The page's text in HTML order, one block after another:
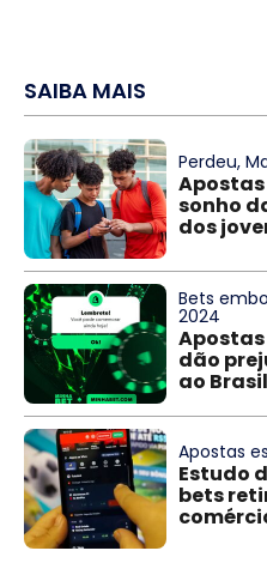
SAIBA MAIS
Perdeu,
sonho
dos
Bets
2024
dão
ao Brasil
Apostas
Estudo
bets